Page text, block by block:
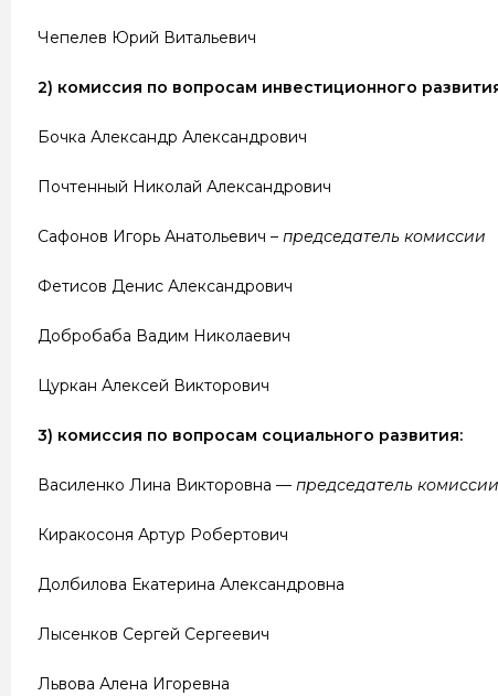
Чепелев Юрий Витальевич
2) комиссия по вопросам инвестиционного
Бочка Александр Александрович
Почтенный Николай Александрович
Сафонов Игорь Анатольевич – председатель комиссии
Фетисов Денис Александрович
Добробаба Вадим Николаевич
Цуркан Алексей Викторович
3) комиссия по вопросам социального развития:
Василенко Лина Викторовна — председатель комиссии
Киракосоня Артур Робертович
Долбилова Екатерина Александровна
Лысенков Сергей Сергеевич
Львова Алена Игоревна